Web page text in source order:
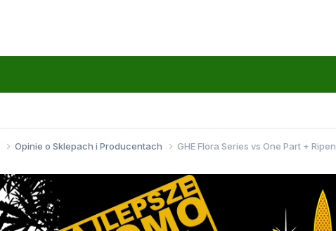
Opinie o Sklepach i Producentach GHE Flora Series vs One Part + Ripen